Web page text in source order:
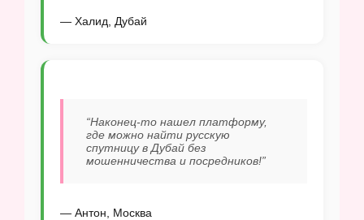
— Халид, Дубай
“Наконец-то нашел платформу,
где можно найти русскую
спутницу в Дубай без
мошенничества и посредников!”
— Антон, Москва